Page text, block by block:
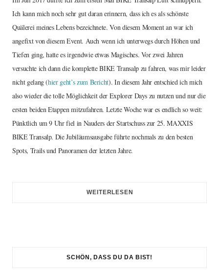
Ich kann mich noch sehr gut daran erinnern, dass ich es als schönste
Quälerei meines Lebens bezeichnete. Von diesem Moment an war ich
angefixt von diesem Event. Auch wenn ich unterwegs durch Höhen und
Tiefen ging, hatte es irgendwie etwas Magisches. Vor zwei Jahren
versuchte ich dann die komplette BIKE Transalp zu fahren, was mir leider
nicht gelang (hier geht’s zum Bericht). In diesem Jahr entschied ich mich
also wieder die tolle Möglichkeit der Explorer Days zu nutzen und nur die
ersten beiden Etappen mitzufahren. Letzte Woche war es endlich so weit:
Pünktlich um 9 Uhr fiel in Nauders der Startschuss zur 25. MAXXIS
BIKE Transalp. Die Jubiläumsausgabe führte nochmals zu den besten
Spots, Trails und Panoramen der letzten Jahre.
WEITERLESEN
SCHÖN, DASS DU DA BIST!